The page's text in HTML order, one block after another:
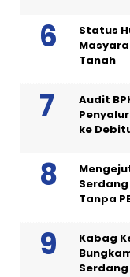
Status
Tanah
Audit
ke
Tanpa
Kabag